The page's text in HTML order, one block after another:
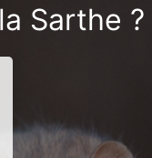
Sarthe ?